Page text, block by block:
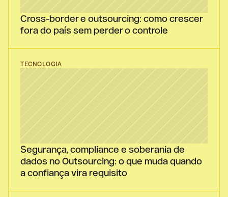
Cross-border e outsourcing: como crescer
fora do país sem perder o controle
TECNOLOGIA
Segurança, compliance e soberania de
dados no Outsourcing: o que muda quando
a confiança vira requisito